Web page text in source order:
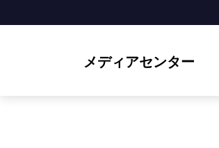
メディアセンター